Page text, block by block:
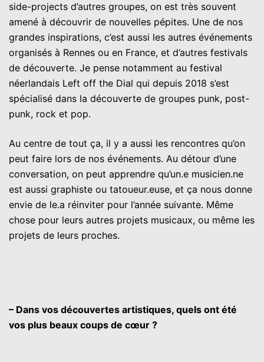
side-projects d’autres groupes, on est très souvent
amené à découvrir de nouvelles pépites. Une de nos
grandes inspirations, c’est aussi les autres événements
organisés à Rennes ou en France, et d’autres festivals
de découverte. Je pense notamment au festival
néerlandais Left off the Dial qui depuis 2018 s’est
spécialisé dans la découverte de groupes punk, post-
punk, rock et pop.
Au centre de tout ça, il y a aussi les rencontres qu’on
peut faire lors de nos événements. Au détour d’une
conversation, on peut apprendre qu’un.e musicien.ne
est aussi graphiste ou tatoueur.euse, et ça nous donne
envie de le.a réinviter pour l’année suivante. Même
chose pour leurs autres projets musicaux, ou même les
projets de leurs proches.
– Dans vos découvertes artistiques, quels ont été
vos plus beaux coups de cœur ?